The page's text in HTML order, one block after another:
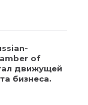
of
движущей
бизнеса.